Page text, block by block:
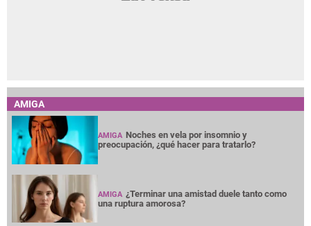
AMIGA
AMIGA Noches en vela por insomnio y
preocupación, ¿qué hacer para tratarlo?
AMIGA ¿Terminar una amistad duele tanto como
una ruptura amorosa?